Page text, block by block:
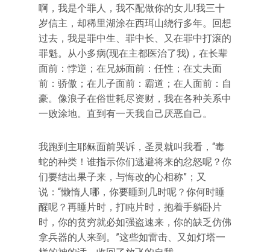
啊，我是个罪人，我不配做你的女儿!我三十
岁信主，却稀里湖涂在西珥山绕行多年。回想
过去，我是罪中生、罪中长、又在罪中打滚的
罪魁。从小多病(现在主都医治了我)，在长辈
面前：悖逆；在兄姊面前：任性；在丈夫面
前：骄傲；在儿子面前：霸道；在人面前：自
豪。像浪子在俗世耗尽资财，我在各种关系中
一败涂地。直到有一天我自己厌恶自己。
我跑到主耶稣面前哭诉，圣灵就叫我看，“毒
蛇的种类！谁指示你们逃避将来的忿怒呢？你
们要结出果子来，与悔改的心相称”；又
说：“懒惰人哪，你要睡到几时呢？你何时睡
醒呢？再睡片时，打盹片时，抱着手躺卧片
时，你的贫穷就必如强盗速来，你的缺乏仿佛
拿兵器的人来到。”这些如雷击、又如灯塔一